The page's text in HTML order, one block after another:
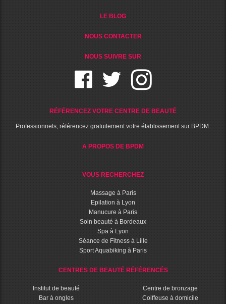
LE BLOG
NOUS CONTACTER
NOUS SUIVRE SUR
RÉFÉRENCEZ VOTRE CENTRE DE BEAUTÉ
Professionnels, référencez gratuitement votre établissement sur BPDM.
A PROPOS DE BPDM
VOUS RECHERCHEZ
Massage à Paris
Epilation à Lyon
Manucure à Paris
Soin beauté à Bordeaux
Spa à Lyon
Séance de Fitness à Lille
Sport Aquabiking à Paris
CENTRES DE BEAUTÉ RÉFÉRENCÉS
Institut de beauté
Bar à ongles
Centre de bronzage
Coiffeuse à domicile